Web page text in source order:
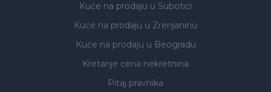
Kuće na prodaju u Subotici
Kuće na prodaju u Zrenjaninu
Kuće na prodaju u Beogradu
Kretanje cena nekretnina
Pitaj pravnika